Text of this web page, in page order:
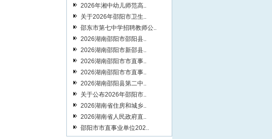
2026年湘中幼儿师范高..
关于2026年邵阳市卫生..
邵东市第七中学招聘教师公..
2026湖南邵阳市邵阳县..
2026湖南邵阳市新邵县..
2026湖南邵阳市市直事..
2026湖南邵阳市市直事..
2026湖南邵阳县第二中..
关于公布2026年邵阳市..
2026湖南省住房和城乡..
2026湖南省人民政府直..
邵阳市市直事业单位202..